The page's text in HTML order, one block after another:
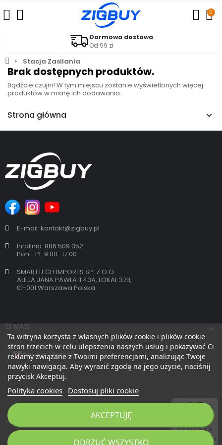
0
Darmowa dostawa
Od 99 zł
Stacja Zasilania
Strona główna
Brak dostępnych produktów.
Bądźcie czujni! W tym miejscu zostanie wyświetlonych więcej
produktów w miarę ich dodawania.
Ta witryna korzysta z własnych plików cookie i plików cookie
stron trzecich w celu ulepszenia naszych usług i pokazywać Ci
reklamy związane z Twoimi preferencjami, analizując Twoje
nawyki nawigacja. Aby wyrazić zgodę na jego użycie, naciśnij
przycisk Akceptuj.
Polityka cookies Dostosuj pliki cookie
ODRZUĆ WSZYSTKO
AKCEPTUJĘ
E-mail: kontakt@zigbuy.pl
Infolinia: 886 509 352
Pon.–Pt. 9:00–17:00
SMARTTECH IMPORTS SP. Z.O.O.
ALEJA JANA PAWLA II 43A, LOKAL 37B,
01-001 Warszawa Polska
O NAS
Copyright 2026 © zigbuy.pl. Wszelkie prawa zastrzeżone.